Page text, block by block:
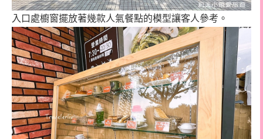
入口處櫥窗擺放著幾款人氣餐點的模型讓客人參考。